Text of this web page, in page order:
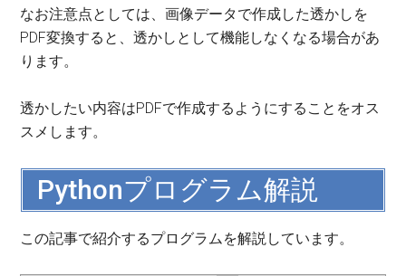
なお注意点としては、画像データで作成した透かしを
PDF変換すると、透かしとして機能しなくなる場合があ
ります。
透かしたい内容はPDFで作成するようにすることをオス
スメします。
Pythonプログラム解説
この記事で紹介するプログラムを解説しています。